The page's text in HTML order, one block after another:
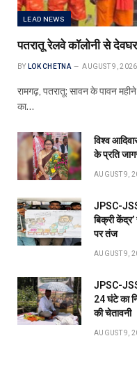
LEAD NEWS
पतरातू रेलवे कॉलोनी से
BY LOK CHETNA AUGUST 9, 2026
रामगढ़, पतरातू: सावन के पावन
का…
विश्व
के प्रति
AUGUST 9,
JPSC-
बिक्री
पर तंज
AUGUST 9,
JPSC-
24 घंटे का
की चेतावनी
AUGUST 9,